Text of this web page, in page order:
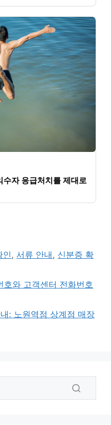
수자 응급처치를 제대로
인, 서류 안내 , 신분증 확
호와 고객센터 전화번호
: 노원역점 상계점 매장